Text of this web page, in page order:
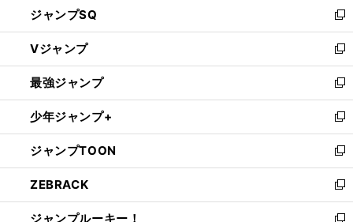
い
ウ
ィ
ン
ド
ウ
で
開
く
ジャンプSQ
新
し
い
ウ
ィ
ン
ド
ウ
で
開
く
Vジャンプ
新
し
い
ウ
ィ
ン
ド
ウ
で
開
く
最強ジャンプ
新
し
い
ウ
ィ
ン
ド
ウ
で
少年ジャンプ+
新
し
い
ウ
ィ
ン
ジャンプTOON
新
し
い
ウ
ZEBRACK
新
し
ジャンプルーキー！